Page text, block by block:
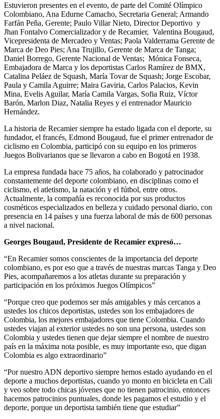
Estuvieron presentes en el evento, de parte del Comité Olímpico
Colombiano, Ana Edurne Camacho, Secretaria General; Armando
Farfán Peña, Gerente; Paulo Villar Nieto, Director Deportivo y
Jhan Fontalvo Comercializador y de Recamier, Valentina Bougaud,
Vicepresidenta de Mercadeo y Ventas; Paola Valderrama Gerente de
Marca de Deo Pies; Ana Trujillo, Gerente de Marca de Tanga;
Daniel Borrego, Gerente Nacional de Ventas; Mónica Fonseca,
Embajadora de Marca y los deportistas Carlos Ramírez de BMX,
Catalina Peláez de Squash, María Tovar de Squash; Jorge Escobar,
Paula y Camila Aguirre; Maira Gaviria, Carlos Palacios, Kevin
Mina, Evelis Aguilar, María Camila Vargas, Sofia Ruiz, Víctor
Barón, Marlon Diaz, Natalia Reyes y el entrenador Mauricio
Hernández.
La historia de Recamier siempre ha estado ligada con el deporte, su
fundador, el francés, Edmond Bougaud, fue el primer entrenador de
ciclismo en Colombia, participó con su equipo en los primeros
Juegos Bolivarianos que se llevaron a cabo en Bogotá en 1938.
La empresa fundada hace 75 años, ha colaborado y patrocinador
constantemente del deporte colombiano, en disciplinas como el
ciclismo, el atletismo, la natación y el fútbol, entre otros.
Actualmente, la compañía es reconocida por sus productos
cosméticos especializados en belleza y cuidado personal diario, con
presencia en 14 países y una fuerza laboral de más de 600 personas
a nivel nacional.
Georges Bougaud, Presidente de Recamier expresó…
“En Recamier somos conscientes de la importancia del deporte
colombiano, es por eso que a través de nuestras marcas Tanga y Deo
Pies, acompañaremos a los atletas durante su preparación y
participación en los próximos Juegos Olímpicos”
“Porque creo que podemos ser más amigables y más cercanos a
ustedes los chicos deportistas, ustedes son los embajadores de
Colombia, los mejores embajadores que tiene Colombia. Cuando
ustedes viajan al exterior ustedes no son una persona, ustedes son
Colombia y ustedes tienen que dejar siempre el nombre de nuestro
país en la máxima nota posible, es muy importante eso, que digan
Colombia es algo extraordinario”
“Por nuestro ADN deportivo siempre hemos estado ayudando en el
deporte a muchos deportistas, cuando yo monto en bicicleta en Cali
y veo sobre todo chicas jóvenes que no tienen patrocinio, entonces
hacemos patrocinios puntuales, donde les pagamos el estudio y el
deporte, porque un deportista también tiene que estudiar”